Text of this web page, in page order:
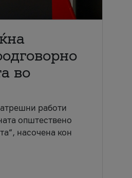
во
работи
општествено
насочена кон